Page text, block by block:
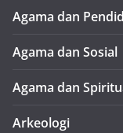
Agama dan
Agama dan Sosial
Agama dan
Arkeologi